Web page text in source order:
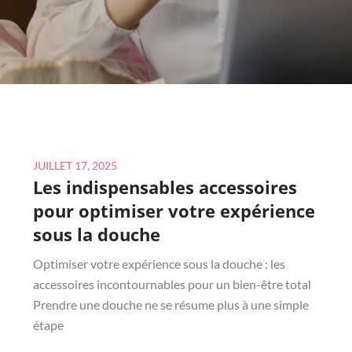
Posted
on
JUILLET 17, 2025
Les indispensables accessoires
pour optimiser votre expérience
sous la douche
Optimiser votre expérience sous la douche : les
accessoires incontournables pour un bien-être total
Prendre une douche ne se résume plus à une simple
étape